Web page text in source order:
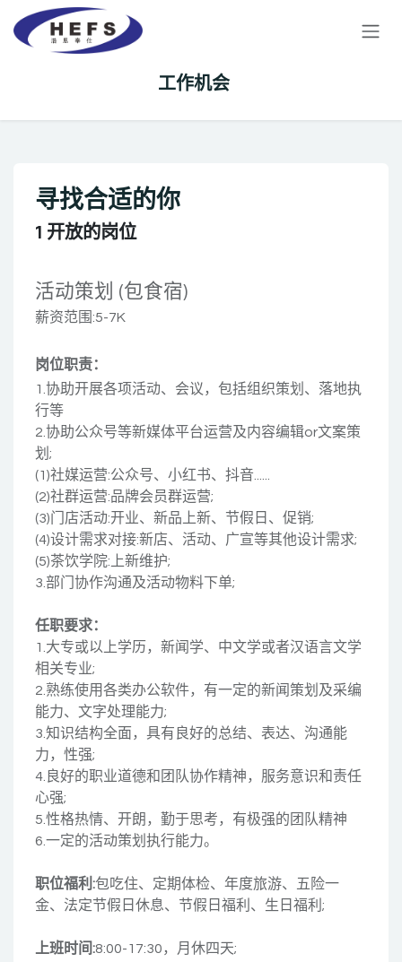
跳至内容
工作机会
寻找合适的你
1 开放的岗位
活动策划 (包食宿)
薪资范围:5-7K
岗位职责​：
1.协助开展各项活动、会议，包括组织策划、落地执
行等
2.协助公众号等新媒体平台运营及内容编辑or文案策
划;
(1)社媒运营:公众号、小红书、抖音......
(2)社群运营:品牌会员群运营;
(3)门店活动:开业、新品上新、节假日、促销;
(4)设计需求对接:新店、活动、广宣等其他设计需求;
(5)茶饮学院:上新维护;
3.部门协作沟通及活动物料下单;
任职要求：
1.大专或以上学历，新闻学、中文学或者汉语言文学
相关专业;
2.熟练使用各类办公软件，有一定的新闻策划及采编
能力、文字处理能力;
3.知识结构全面，具有良好的总结、表达、沟通能
力，性强;
4.良好的职业道德和团队协作精神，服务意识和责任
心强;
5.性格热情、开朗，勤于思考，有极强的团队精神
6.一定的活动策划执行能力。
职位福利:包吃住、定期体检、年度旅游、五险一
金、法定节假日休息、节假日福利、生日福利;
上班时间:8:00-17:30，月休四天;